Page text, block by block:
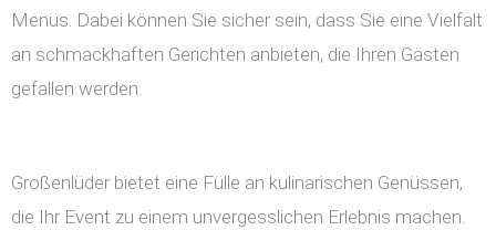
Menüs. Dabei können Sie sicher sein, dass Sie eine Vielfalt
an schmackhaften Gerichten anbieten, die Ihren Gästen
gefallen werden.
Großenlüder bietet eine Fülle an kulinarischen Genüssen,
die Ihr Event zu einem unvergesslichen Erlebnis machen.